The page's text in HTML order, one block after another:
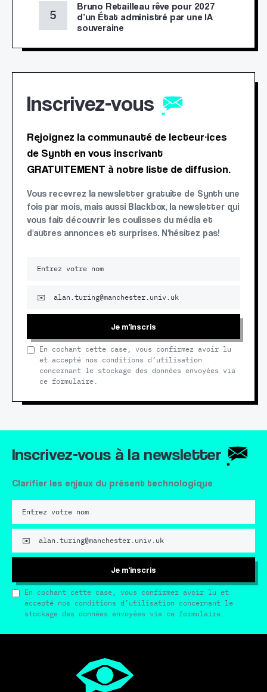
Bruno Retailleau rêve pour 2027
d’un État administré par une IA
souveraine
Inscrivez-vous
Rejoignez la communauté de lecteur·ices
de Synth en vous inscrivant
GRATUITEMENT à notre liste de diffusion.
Vous recevrez la newsletter gratuite de Synth une
fois par mois, mais aussi Blackbox, la newsletter qui
vous fait découvrir les coulisses du média et
d'autres annonces et surprises. N'hésitez pas!
Je m'inscris
En cochant cette case, vous confirmez avoir lu
et accepté nos conditions d’utilisation
concernant le stockage des données envoyées via
ce formulaire.
Inscrivez-vous à la newsletter
Clarifier les enjeux du présent technologique
Je m'inscris
En cochant cette case, vous confirmez avoir lu et
accepté nos conditions d’utilisation concernant le
stockage des données envoyées via ce formulaire.